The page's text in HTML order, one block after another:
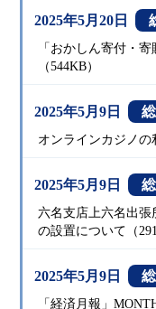
2025年5月20日
「おかしん寄付・
（544KB）
2025年5月9日
オンラインカジノの
2025年5月9日
六名支店上六名出張
の設置について（
2025年5月9日
「経済月報」